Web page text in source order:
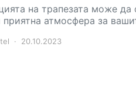
на трапезата може да
приятна атмосфера за
20.10.2023